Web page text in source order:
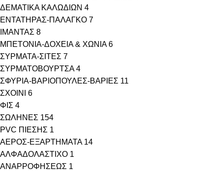
ΔΕΜΑΤΙΚΑ ΚΑΛΩΔΙΩΝ 4
ΕΝΤΑΤΗΡΑΣ-ΠΑΛΑΓΚΟ 7
ΙΜΑΝΤΑΣ 8
ΜΠΕΤΟΝΙΑ-ΔΟΧΕΙΑ & ΧΩΝΙΑ 6
ΣΥΡΜΑΤΑ-ΣΙΤΕΣ 7
ΣΥΡΜΑΤΟΒΟΥΡΤΣΑ 4
ΣΦΥΡΙΑ-ΒΑΡΙΟΠΟΥΛΕΣ-ΒΑΡΙΕΣ 11
ΣΧΟΙΝΙ
6
ΦΙΣ 4
ΣΩΛΗΝΕΣ 154
PVC ΠΙΕΣΗΣ 1
ΑΕΡΟΣ-ΕΞΑΡΤΗΜΑΤΑ 14
ΑΛΦΑΔΟΛΑΣΤΙΧΟ 1
ΑΝΑΡΡΟΦΗΣΕΩΣ 1